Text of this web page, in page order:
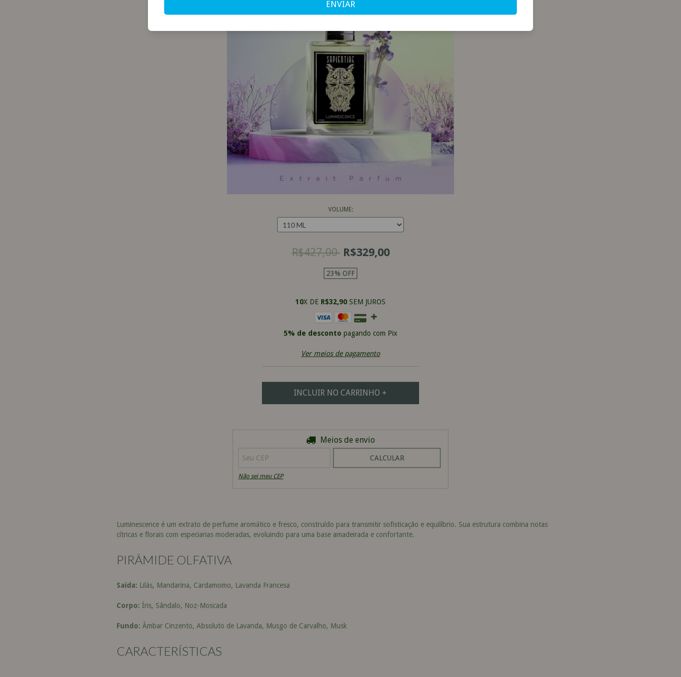
VOLUME:
R$427,00 R$329,00
23% OFF
10X DE R$32,90SEM JUROS
5% de desconto pagando com Pix
Ver meios de pagamento
Meios de envio
CALCULAR
Não sei meu CEP
Luminescence é um extrato de perfume aromático e fresco, construído para transmitir sofisticação e equilíbrio. Sua estrutura combina notas
cítricas e florais com especiarias moderadas, evoluindo para uma base amadeirada e confortante.
PIRÂMIDE OLFATIVA
Saída: Lilás, Mandarina, Cardamomo, Lavanda Francesa
Corpo: Íris, Sândalo, Noz-Moscada
Fundo: Âmbar Cinzento, Absoluto de Lavanda, Musgo de Carvalho, Musk
CARACTERÍSTICAS
ENVIAR